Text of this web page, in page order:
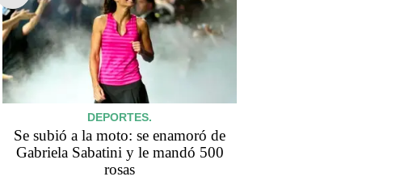
DEPORTES.
Se subió a la moto: se enamoró de
Gabriela Sabatini y le mandó 500
rosas